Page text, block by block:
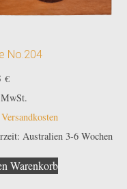
No.204
€
Versandkosten
Australien 3-6 Wochen
Warenkorb